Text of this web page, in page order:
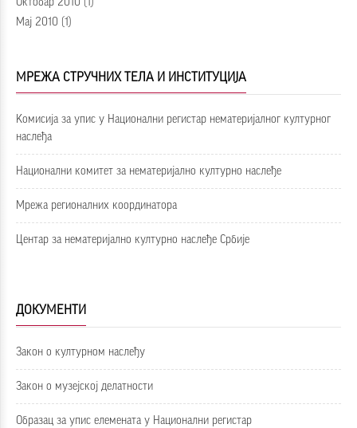
Мај 2010 (1)
МРЕЖА СТРУЧНИХ ТЕЛА И ИНСТИТУЦИЈА
Kомисија за упис у Национални регистар нематеријалног културног
наслеђа
Национални комитет за нематеријално културно наслеђе
Mрежа регионалних координатора
Центар за нематеријално културно наслеђе Србије
ДОКУМЕНТИ
Закон о културном наслеђу
Закон о музејској делатности
Образац за упис елемената у Национални регистар